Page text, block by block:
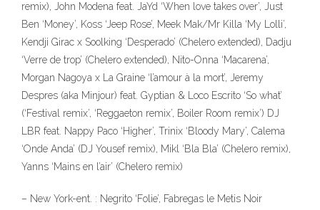
remix), John Modena feat. JaYd ‘When love takes over’, Just
Ben ‘Money’, Koss ‘Jeep Rose’, Meek Mak/Mr Killa ‘My Lolli’,
Kendji Girac x Soolking ‘Desperado’ (Chelero extended), Dadju
‘Verre de trop’ (Chelero extended), Nito-Onna ‘Macarena’,
Morgan Nagoya x La Graine ‘l’amour à la mort’, Jeremy
Despres (aka Minjour) feat. Gyptian & Loco Escrito ‘So what’
(‘Festival remix’, ‘Reggaeton remix’, Boiler Room remix’) DJ
LBR feat. Nappy Paco ‘Higher’, Trinix ‘Bloody Mary’, Calema
‘Onde Anda’ (DJ Yousef remix), Mikl ‘Bla Bla’ (Chelero remix),
Yanns ‘Mains en l’air’ (Chelero remix)
– New York-ent. : Negrito ‘Folie’, Fabregas le Metis Noir